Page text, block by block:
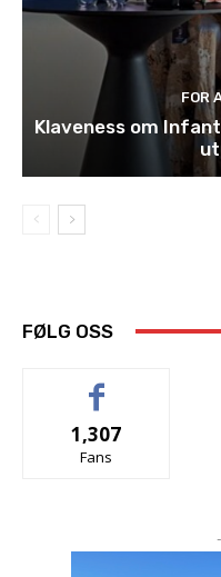
FOR
Klaveness om
FØLG OSS
1,307
Fans